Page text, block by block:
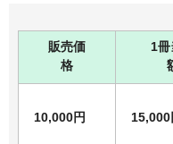
販売価
格
1冊
10,000円 15,000